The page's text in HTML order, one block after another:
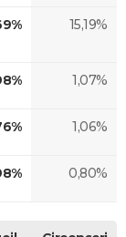
15,19%
1,07%
1,06%
0,80%